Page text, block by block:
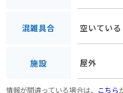
混雑具合 空いている
施設 屋外
情報が間違っている場合は、 こちら